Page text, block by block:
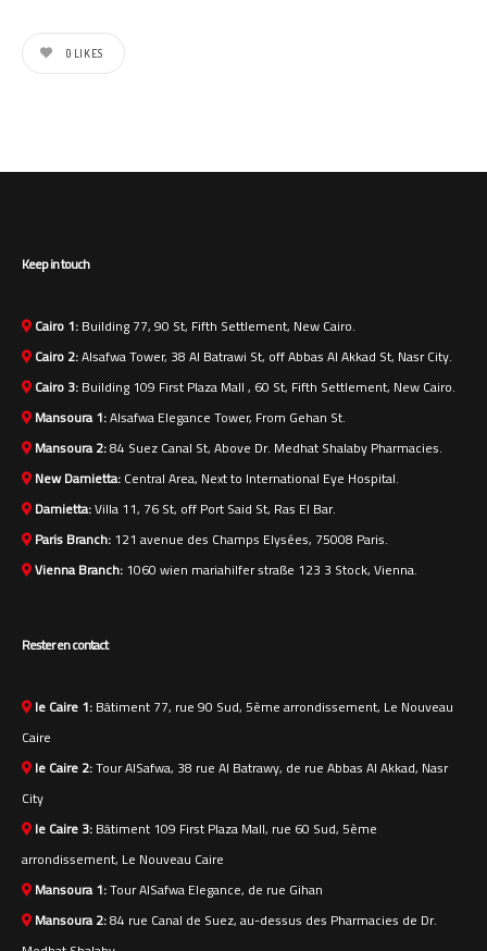
0 LIKES
Keep in touch
Cairo 1:Building 77, 90 St, Fifth Settlement, New Cairo.
Cairo 2:Alsafwa Tower, 38 Al Batrawi St, off Abbas Al Akkad St, Nasr City.
Cairo 3:Building 109 First Plaza Mall , 60 St, Fifth Settlement, New Cairo.
Mansoura 1:Alsafwa Elegance Tower, From Gehan St.
Mansoura 2:84 Suez Canal St, Above Dr. Medhat Shalaby Pharmacies.
New Damietta:Central Area, Next to International Eye Hospital.
Damietta:Villa 11, 76 St, off Port Said St, Ras El Bar.
Paris Branch:121 avenue des Champs Elysées, 75008 Paris.
Vienna Branch:1060 wien mariahilfer straße 123 3 Stock, Vienna.
Rester en contact
le Caire 1:Bâtiment 77, rue 90 Sud, 5ème arrondissement, Le Nouveau
Caire
le Caire 2:Tour AlSafwa, 38 rue Al Batrawy, de rue Abbas Al Akkad, Nasr
City
le Caire 3:Bâtiment 109 First Plaza Mall, rue 60 Sud, 5ème
arrondissement, Le Nouveau Caire
Mansoura 1:Tour AlSafwa Elegance, de rue Gihan
Mansoura 2:84 rue Canal de Suez, au-dessus des Pharmacies de Dr.